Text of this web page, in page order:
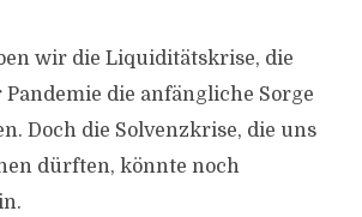
wir die Liquiditätskrise, die
die anfängliche Sorge
Doch die Solvenzkrise, die uns
dürften, könnte noch